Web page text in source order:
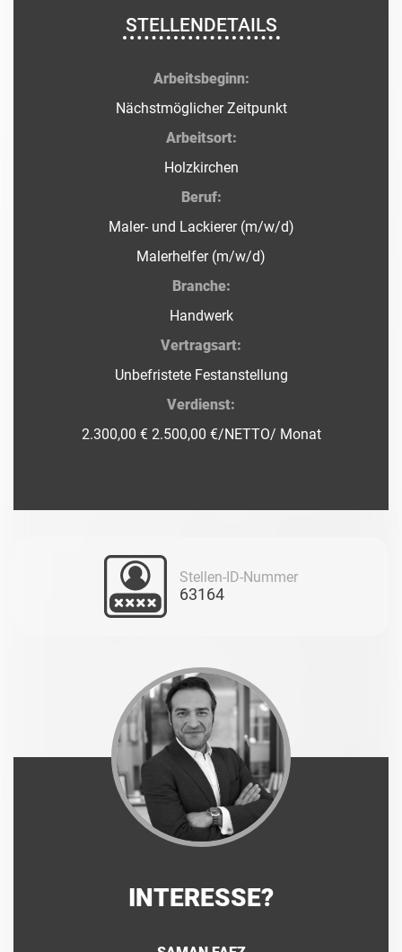
STELLENDETAILS
Arbeitsbeginn:
Nächstmöglicher Zeitpunkt
Arbeitsort:
Holzkirchen
Beruf:
Maler- und Lackierer (m/w/d)
Malerhelfer (m/w/d)
Branche:
Handwerk
Vertragsart:
Unbefristete Festanstellung
Verdienst:
2.300,00 € 2.500,00 €/NETTO/ Monat
Stellen-ID-Nummer
63164
INTERESSE?